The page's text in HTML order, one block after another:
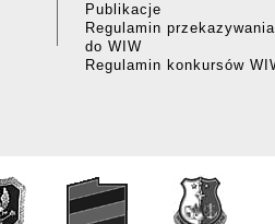
Publikacje
Regulamin
do WIW
Regulamin konkursów